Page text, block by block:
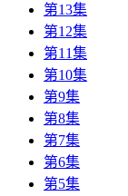
第13集
第12集
第11集
第10集
第9集
第8集
第7集
第6集
第5集